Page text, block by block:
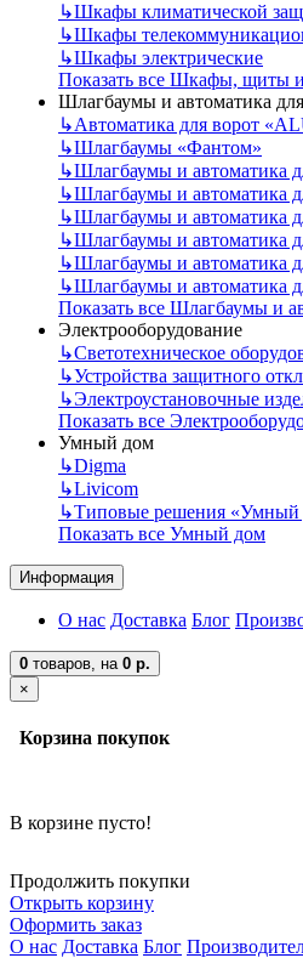
↳Шкафы климатической
↳Шкафы
↳Шкафы электрические
Показать все Шкафы, щиты
Шлагбаумы и автоматика
↳Автоматика для ворот
↳Шлагбаумы «Фантом»
↳Шлагбаумы и автоматика
↳Шлагбаумы и автоматика
↳Шлагбаумы и автоматика
↳Шлагбаумы и автоматика
↳Шлагбаумы и автоматика
↳Шлагбаумы и автоматика
Показать все Шлагбаумы и
Электрооборудование
↳Светотехническое
↳Устройства защитного
↳Электроустановочные
Показать все
Умный дом
↳Digma
↳Livicom
↳Типовые решения «Умный
Показать все Умный дом
Информация
О нас Доставка Блог
0 товаров, на 0 р.
×
Корзина покупок
В корзине пусто!
Продолжить покупки
Открыть корзину
Оформить заказ
О нас Доставка Блог